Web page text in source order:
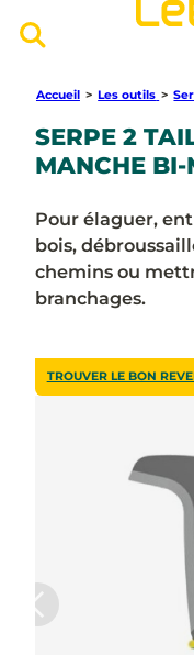
Accueil > Les outils >
SERPE 2
MANCHE BI-
Pour élaguer,
bois,
chemins ou
branchages.
TROUVER LE BON